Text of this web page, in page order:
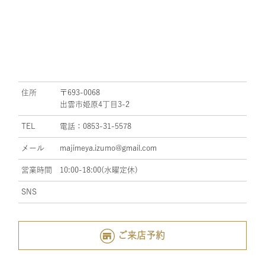
住所
〒693-0068
出雲市姫原4丁目3-2
TEL 電話：0853-31-5578
メール majimeya.izumo@gmail.com
営業時間 10:00-18:00(水曜定休)
SNS
ご来店予約